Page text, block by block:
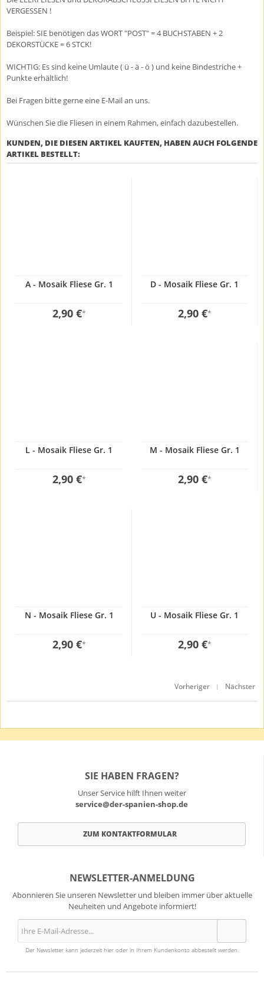
VERGESSEN !
Beispiel: SIE benötigen das WORT "POST" = 4 BUCHSTABEN + 2
DEKORSTÜCKE = 6 STCK!
WICHTIG: Es sind keine Umlaute ( ü - ä - ö ) und keine Bindestriche +
Punkte erhältlich!
Bei Fragen bitte gerne eine E-Mail an uns.
Wünschen Sie die Fliesen in einem Rahmen, einfach dazubestellen.
KUNDEN, DIE DIESEN ARTIKEL KAUFTEN, HABEN AUCH FOLGENDE
ARTIKEL BESTELLT:
A - Mosaik Fliese Gr. 1
2,90 €*
D - Mosaik Fliese Gr. 1
2,90 €*
L - Mosaik Fliese Gr. 1
2,90 €*
M - Mosaik Fliese Gr. 1
2,90 €*
N - Mosaik Fliese Gr. 1
2,90 €*
U - Mosaik Fliese Gr. 1
2,90 €*
Vorheriger | Nächster
SIE HABEN FRAGEN?
Unser Service hilft Ihnen weiter
service@der-spanien-shop.de
ZUM KONTAKTFORMULAR
NEWSLETTER-ANMELDUNG
Abonnieren Sie unseren Newsletter und bleiben immer über aktuelle
Neuheiten und Angebote informiert!
Der Newsletter kann jederzeit hier oder in Ihrem Kundenkonto abbestellt werden.